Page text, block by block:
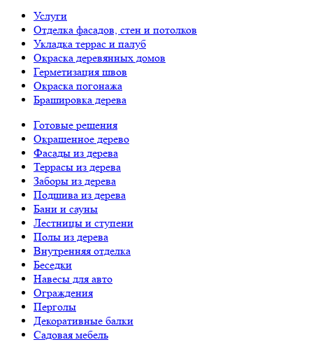
Услуги
Отделка фасадов, стен и потолков
Укладка террас и палуб
Окраска деревянных домов
Герметизация швов
Окраска погонажа
Брашировка дерева
Готовые решения
Окрашенное дерево
Фасады из дерева
Террасы из дерева
Заборы из дерева
Подшива из дерева
Бани и сауны
Лестницы и ступени
Полы из дерева
Внутренняя отделка
Беседки
Навесы для авто
Ограждения
Перголы
Декоративные балки
Садовая мебель